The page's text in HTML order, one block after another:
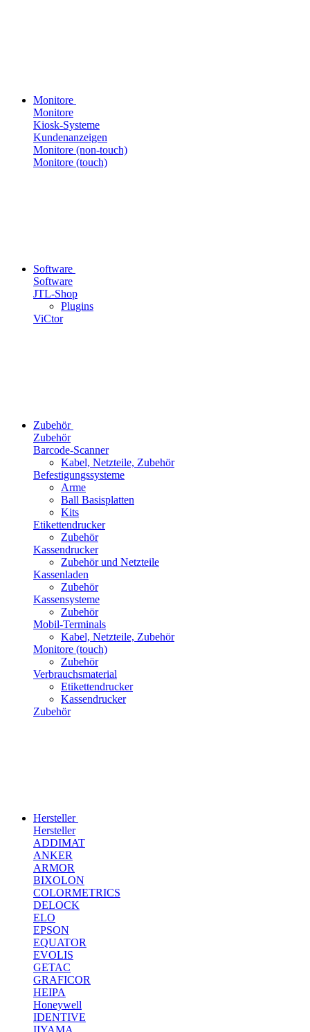
Monitore
Monitore
Kiosk-Systeme
Kundenanzeigen
Monitore (non-touch)
Monitore (touch)
Software
Software
JTL-Shop
Plugins
ViCtor
Zubehör
Zubehör
Barcode-Scanner
Kabel, Netzteile, Zubehör
Befestigungssysteme
Arme
Ball Basisplatten
Kits
Etikettendrucker
Zubehör
Kassendrucker
Zubehör und Netzteile
Kassenladen
Zubehör
Kassensysteme
Zubehör
Mobil-Terminals
Kabel, Netzteile, Zubehör
Monitore (touch)
Zubehör
Verbrauchsmaterial
Etikettendrucker
Kassendrucker
Zubehör
Hersteller
Hersteller
ADDIMAT
ANKER
ARMOR
BIXOLON
COLORMETRICS
DELOCK
ELO
EPSON
EQUATOR
EVOLIS
GETAC
GRAFICOR
HEIPA
Honeywell
IDENTIVE
IIYAMA